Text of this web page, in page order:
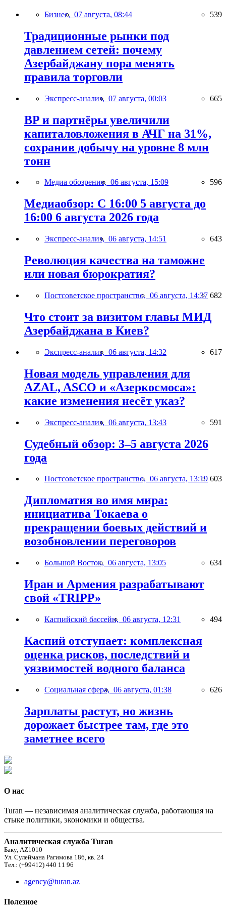
Бизнес, 07 августа, 08:44 539
Традиционные рынки под
давлением сетей: почему
Азербайджану пора менять
правила торговли
Экспресс-анализ, 07 августа, 00:03 665
BP и партнёры увеличили
капиталовложения в АЧГ на 31%,
сохранив добычу на уровне 8 млн
тонн
Медиа обозрение, 06 августа, 15:09 596
Медиаобзор: С 16:00 5 августа до
16:00 6 августа 2026 года
Экспресс-анализ, 06 августа, 14:51 643
Революция качества на таможне
или новая бюрократия?
Постсоветское пространство, 06 августа, 14:37 682
Что стоит за визитом главы МИД
Азербайджана в Киев?
Экспресс-анализ, 06 августа, 14:32 617
Новая модель управления для
AZAL, ASCO и «Азеркосмоса»:
какие изменения несёт указ?
Экспресс-анализ, 06 августа, 13:43 591
Судебный обзор: 3–5 августа 2026
года
Постсоветское пространство, 06 августа, 13:19 603
Дипломатия во имя мира:
инициатива Токаева о
прекращении боевых действий и
возобновлении переговоров
Большой Восток, 06 августа, 13:05 634
Иран и Армения разрабатывают
свой «TRIPP»
Каспийский бассейн, 06 августа, 12:31 494
Каспий отступает: комплексная
оценка рисков, последствий и
уязвимостей водного баланса
Социальная сфера, 06 августа, 01:38 626
Зарплаты растут, но жизнь
дорожает быстрее там, где это
заметнее всего
О нас
Turan — независимая аналитическая служба, работающая на
стыке политики, экономики и общества.
Аналитическая служба Turan
Баку, AZ1010
Ул. Сулеймана Рагимова 186, кв. 24
Тел.: (+99412) 440 11 96
agency@turan.az
Полезное